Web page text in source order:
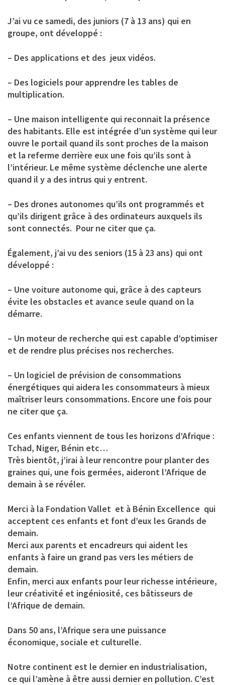
J’ai vu ce samedi, des juniors (7 à 13 ans) qui en
groupe, ont développé :
– Des applications et des jeux vidéos.
– Des logiciels pour apprendre les tables de
multiplication.
– Une maison intelligente qui reconnait la présence
des habitants. Elle est intégrée d’un système qui leur
ouvre le portail quand ils sont proches de la maison
et la referme derrière eux une fois qu’ils sont à
l’intérieur. Le même système déclenche une alerte
quand il y a des intrus qui y entrent.
– Des drones autonomes qu’ils ont programmés et
qu’ils dirigent grâce à des ordinateurs auxquels ils
sont connectés. Pour ne citer que ça.
Également, j’ai vu des seniors (15 à 23 ans) qui ont
développé :
– Une voiture autonome qui, grâce à des capteurs
évite les obstacles et avance seule quand on la
démarre.
– Un moteur de recherche qui est capable d’optimiser
et de rendre plus précises nos recherches.
– Un logiciel de prévision de consommations
énergétiques qui aidera les consommateurs à mieux
maîtriser leurs consommations. Encore une fois pour
ne citer que ça.
Ces enfants viennent de tous les horizons d’Afrique :
Tchad, Niger, Bénin etc…
Très bientôt, j’irai à leur rencontre pour planter des
graines qui, une fois germées, aideront l’Afrique de
demain à se révéler.
Merci à la Fondation Vallet et à Bénin Excellence qui
acceptent ces enfants et font d’eux les Grands de
demain.
Merci aux parents et encadreurs qui aident les
enfants à faire un grand pas vers les métiers de
demain.
Enfin, merci aux enfants pour leur richesse intérieure,
leur créativité et ingéniosité, ces bâtisseurs de
l’Afrique de demain.
Dans 50 ans, l’Afrique sera une puissance
économique, sociale et culturelle.
Notre continent est le dernier en industrialisation,
ce qui l’amène à être aussi dernier en pollution. C’est